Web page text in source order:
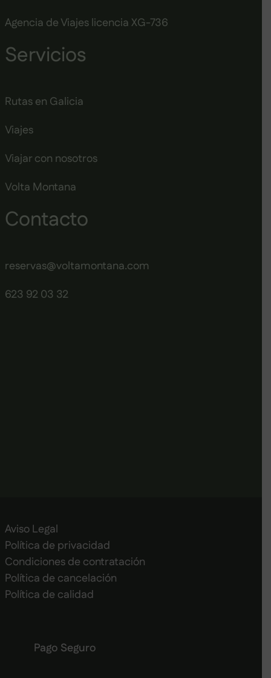
Agencia de Viajes licencia XG-736
Servicios
Rutas en Galicia
Viajes
Viajar con nosotros
Volta Montana
Contacto
reservas@voltamontana.com
623 92 03 32
Aviso Legal
Política de privacidad
Condiciones de contratación
Política de cancelación
Política de calidad
Pago Seguro